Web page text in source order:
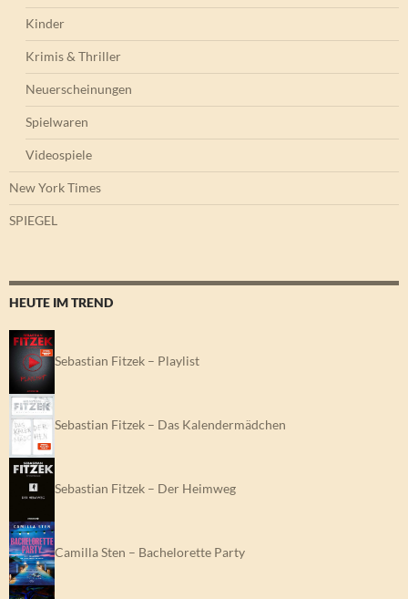
Kinder
Krimis & Thriller
Neuerscheinungen
Spielwaren
Videospiele
New York Times
SPIEGEL
HEUTE IM TREND
Sebastian Fitzek – Playlist
Sebastian Fitzek – Das Kalendermädchen
Sebastian Fitzek – Der Heimweg
Camilla Sten – Bachelorette Party